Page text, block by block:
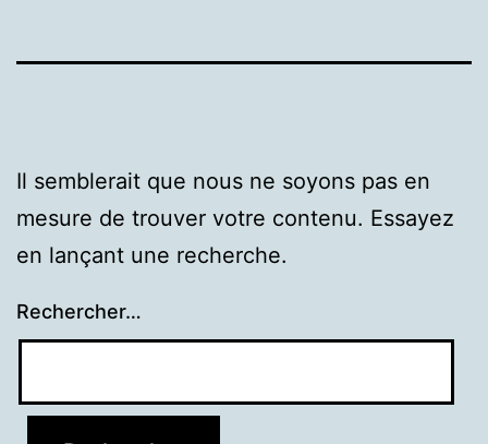
Il semblerait que nous ne soyons pas en
mesure de trouver votre contenu. Essayez
en lançant une recherche.
Rechercher…